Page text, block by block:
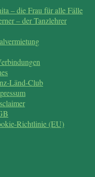
– die Frau für alle Fälle
– der Tanzlehrer
Länd-Club
Richtlinie (EU)